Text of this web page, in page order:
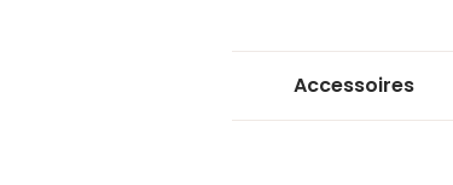
Accessoires